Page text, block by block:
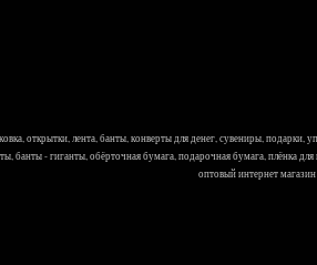
открытки, лента, банты, конверты для денег, сувениры,
банты - гиганты, обёрточная бумага, подарочная бумага, плёнка
оптовый интернет